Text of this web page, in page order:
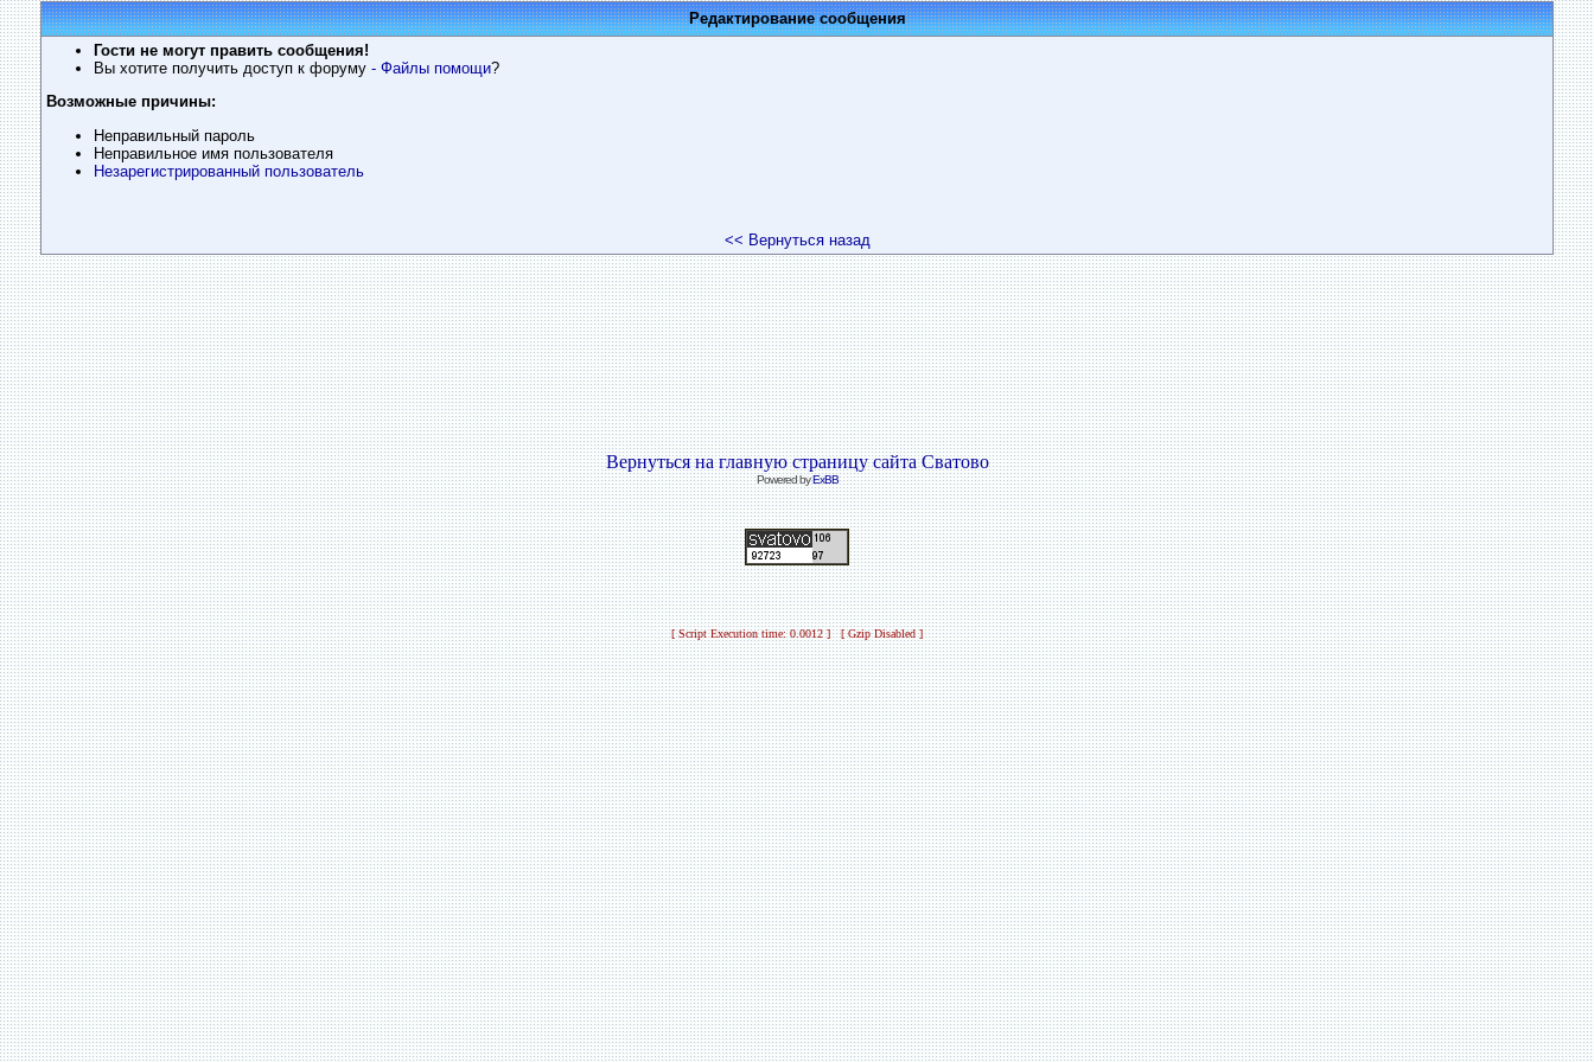
Редактирование сообщения
Гости не могут править сообщения!
Вы хотите получить доступ к форуму - Файлы помощи?
Возможные причины:
Неправильный пароль
Неправильное имя пользователя
Незарегистрированный пользователь
<< Вернуться назад
Вернуться на главную страницу сайта Сватово
Powered byExBB
[ Script Execution time: 0.0012 ] [ Gzip Disabled ]